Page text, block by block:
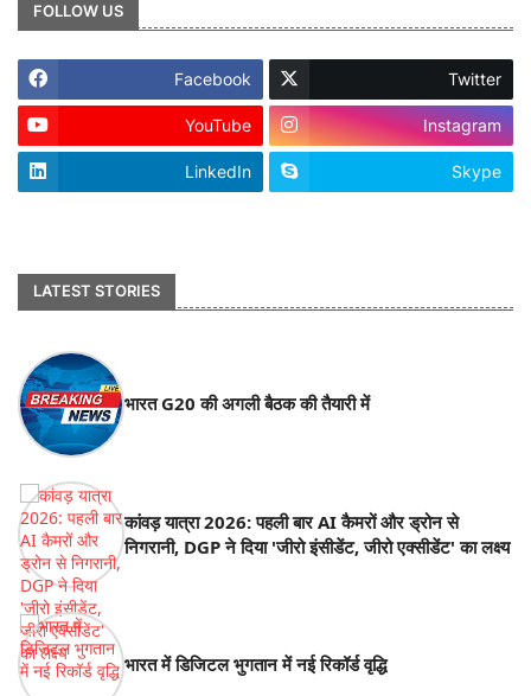
FOLLOW US
Facebook Twitter
YouTube Instagram
LinkedIn Skype
LATEST STORIES
भारत G20 की अगली बैठक की तैयारी में
कांवड़ यात्रा 2026: पहली बार AI कैमरों और ड्रोन से
निगरानी, DGP ने दिया 'जीरो इंसीडेंट, जीरो एक्सीडेंट' का लक्ष्य
भारत में डिजिटल भुगतान में नई रिकॉर्ड वृद्धि